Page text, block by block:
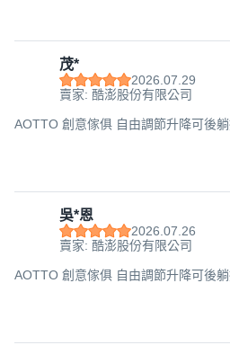
茂*
2026.07.29
賣家: 酷澎股份有限公司
AOTTO 創意傢俱 自由調節升降可後躺
吳*恩
2026.07.26
賣家: 酷澎股份有限公司
AOTTO 創意傢俱 自由調節升降可後躺